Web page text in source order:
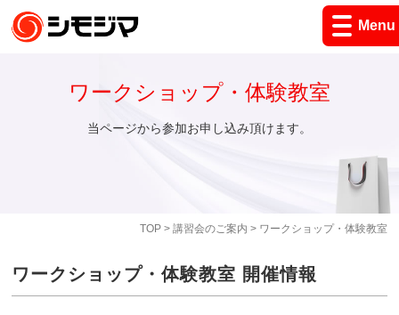
Menu
TOP> 講習会のご案内 > ワークショップ・体験教室
ワークショップ・体験教室
当ページから参加お申し込み頂けます。
ワークショップ・体験教室 開催情報